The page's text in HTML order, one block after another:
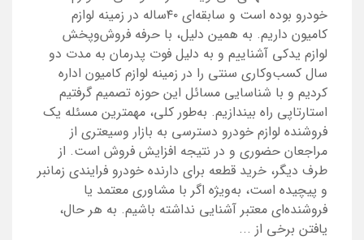
خودرو بوده است و سابقه‌ای ۴۰ساله در زمینه لوازم
کامیون داریم. به همین دلیل، با حرفه فروش‌وپخش
لوازم یدکی آشناییم و به دلیل فوت پدرمان به مدت دو
سال کسب‌وکاری سنتی را در زمینه لوازم کامیون اداره
کردیم و با شناسایی مسائل این حوزه تصمیم گرفتیم
استارتاپی راه بیندازیم. به‌طور کلی، مهمترین مسئله یک
فروشنده لوازم خودرو دسترسی به بازار وسیعتری از
مراجعان حضوری و در نتیجه افزایش فروش است. از
طرف دیگر، خرید قطعه برای دارنده خودرو فرایندی زمانبر
و پیچیده است، به‌ویژه اگر با مشاوری معتمد یا
فروشنده‌ای معتبر آشنایی نداشته باشیم. به هر حال،
یافتن برخی از ...